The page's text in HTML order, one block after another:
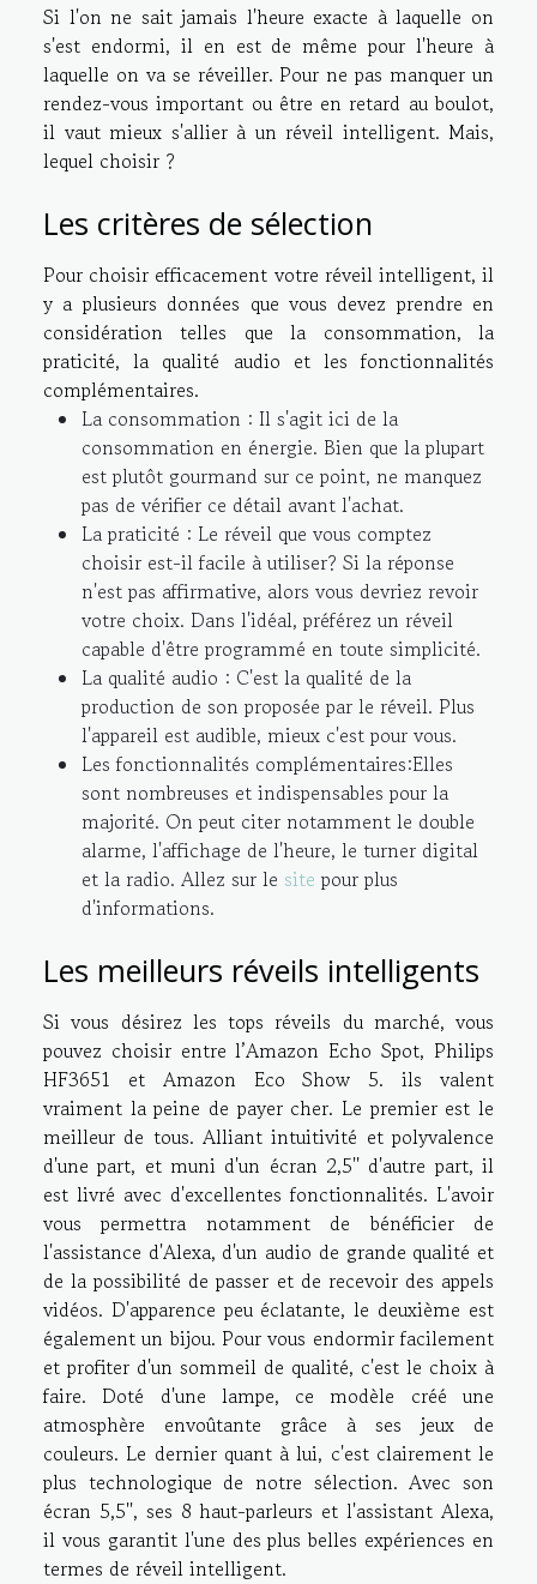
Si l'on ne sait jamais l'heure exacte à laquelle on
s'est endormi, il en est de même pour l'heure à
laquelle on va se réveiller. Pour ne pas manquer un
rendez-vous important ou être en retard au boulot,
il vaut mieux s'allier à un réveil intelligent. Mais,
lequel choisir ?
Les critères de sélection
Pour choisir efficacement votre réveil intelligent, il
y a plusieurs données que vous devez prendre en
considération telles que la consommation, la
praticité, la qualité audio et les fonctionnalités
complémentaires.
La consommation : Il s'agit ici de la
consommation en énergie. Bien que la plupart
est plutôt gourmand sur ce point, ne manquez
pas de vérifier ce détail avant l'achat.
La praticité : Le réveil que vous comptez
choisir est-il facile à utiliser? Si la réponse
n'est pas affirmative, alors vous devriez revoir
votre choix. Dans l'idéal, préférez un réveil
capable d'être programmé en toute simplicité.
La qualité audio : C'est la qualité de la
production de son proposée par le réveil. Plus
l'appareil est audible, mieux c'est pour vous.
Les fonctionnalités complémentaires:Elles
sont nombreuses et indispensables pour la
majorité. On peut citer notamment le double
alarme, l'affichage de l'heure, le turner digital
et la radio. Allez sur le site pour plus
d'informations.
Les meilleurs réveils intelligents
Si vous désirez les tops réveils du marché, vous
pouvez choisir entre l’Amazon Echo Spot, Philips
HF3651 et Amazon Eco Show 5. ils valent
vraiment la peine de payer cher. Le premier est le
meilleur de tous. Alliant intuitivité et polyvalence
d'une part, et muni d'un écran 2,5'' d'autre part, il
est livré avec d'excellentes fonctionnalités. L'avoir
vous permettra notamment de bénéficier de
l'assistance d'Alexa, d'un audio de grande qualité et
de la possibilité de passer et de recevoir des appels
vidéos. D'apparence peu éclatante, le deuxième est
également un bijou. Pour vous endormir facilement
et profiter d'un sommeil de qualité, c'est le choix à
faire. Doté d'une lampe, ce modèle créé une
atmosphère envoûtante grâce à ses jeux de
couleurs. Le dernier quant à lui, c'est clairement le
plus technologique de notre sélection. Avec son
écran 5,5'', ses 8 haut-parleurs et l'assistant Alexa,
il vous garantit l'une des plus belles expériences en
termes de réveil intelligent.